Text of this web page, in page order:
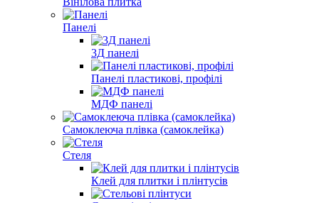
Оздоблювальні матеріали
Вінілова плитка
Панелі
3Д панелі
Панелі пластикові, профілі
МДФ панелі
Самоклеюча плівка (самоклейка)
Стеля